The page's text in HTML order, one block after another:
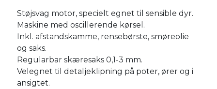
Støjsvag motor, specielt egnet til sensible dyr.
Maskine med oscillerende kørsel.
Inkl. afstandskamme, rensebørste, smøreolie
og saks.
Regularbar skæresaks 0,1-3 mm.
Velegnet til detaljeklipning på poter, ører og i
ansigtet.